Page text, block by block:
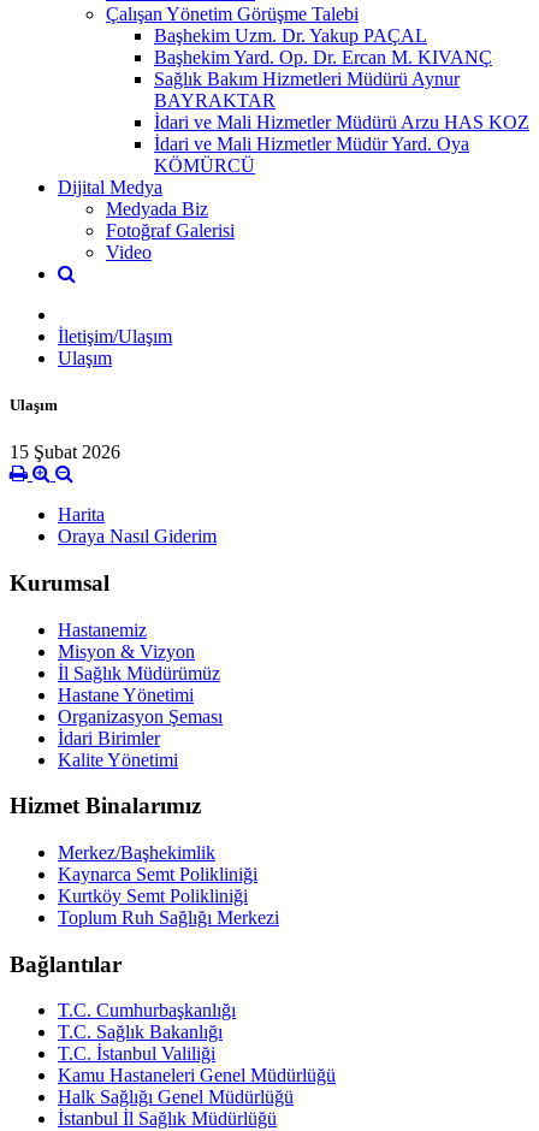
Çalışan Yönetim Görüşme Talebi
Başhekim Uzm. Dr. Yakup PAÇAL
Başhekim Yard. Op. Dr. Ercan M. KIVANÇ
Sağlık Bakım Hizmetleri Müdürü Aynur
BAYRAKTAR
İdari ve Mali Hizmetler Müdürü Arzu HAS KOZ
İdari ve Mali Hizmetler Müdür Yard. Oya
KÖMÜRCÜ
Dijital Medya
Medyada Biz
Fotoğraf Galerisi
Video
İletişim/Ulaşım
Ulaşım
Ulaşım
15 Şubat 2026
Harita
Oraya Nasıl Giderim
Kurumsal
Hastanemiz
Misyon & Vizyon
İl Sağlık Müdürümüz
Hastane Yönetimi
Organizasyon Şeması
İdari Birimler
Kalite Yönetimi
Hizmet Binalarımız
Merkez/Başhekimlik
Kaynarca Semt Polikliniği
Kurtköy Semt Polikliniği
Toplum Ruh Sağlığı Merkezi
Bağlantılar
T.C. Cumhurbaşkanlığı
T.C. Sağlık Bakanlığı
T.C. İstanbul Valiliği
Kamu Hastaneleri Genel Müdürlüğü
Halk Sağlığı Genel Müdürlüğü
İstanbul İl Sağlık Müdürlüğü